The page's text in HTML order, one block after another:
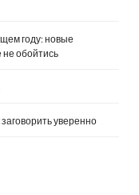
году: новые
не обойтись
уверенно